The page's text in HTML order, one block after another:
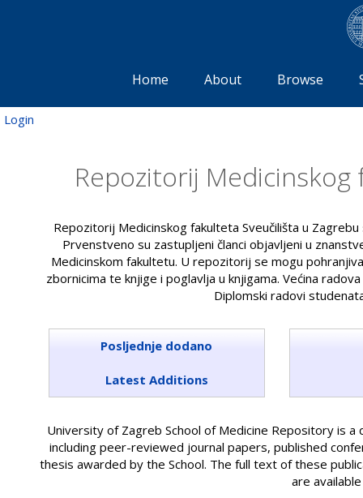
Home About Browse
Login
Repozitorij
Repozitorij Medicinskog fakulteta Sveučilišta u
Prvenstveno su zastupljeni članci objavljeni u
Medicinskom fakultetu. U repozitorij se mogu
zbornicima te knjige i poglavlja u knjigama. Većina
Diplomski radovi
Posljednje dodano
Latest Additions
University of Zagreb School of Medicine Repository is
including peer-reviewed journal papers, published
thesis awarded by the School. The full text of these
are